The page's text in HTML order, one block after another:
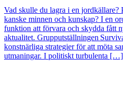
Vad skulle du lagra i en jordkällare?
kanske minnen och kunskap? I en
funktion att förvara och skydda fått
aktualitet. Grupputställningen
konstnärliga strategier för att möta
utmaningar. I politiskt turbulenta […]